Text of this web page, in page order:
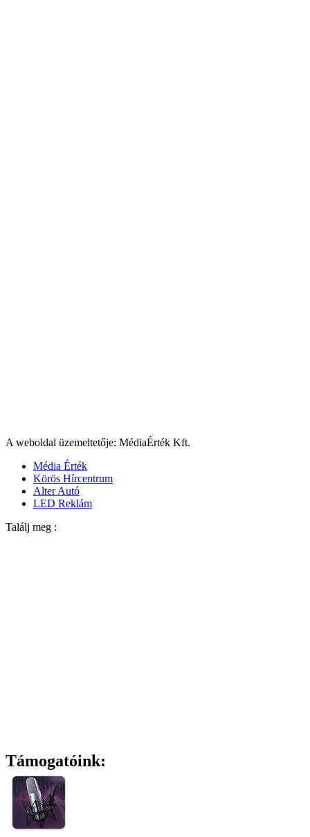
A weboldal üzemeltetője: MédiaÉrték Kft.
Média Érték
Körös Hírcentrum
Alter Autó
LED Reklám
Találj meg :
Támogatóink: